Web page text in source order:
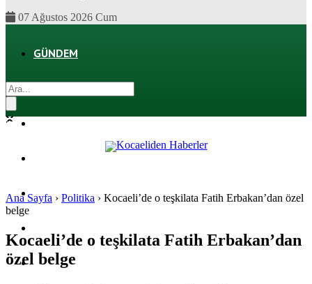
07 Ağustos 2026 Cum
GÜNDEM
SPOR
SAĞLIK
Ana Sayfa › Politika › Kocaeli’de o teşkilata Fatih Erbakan’dan özel
belge
Kocaeli’de o teşkilata Fatih Erbakan’dan
özel belge